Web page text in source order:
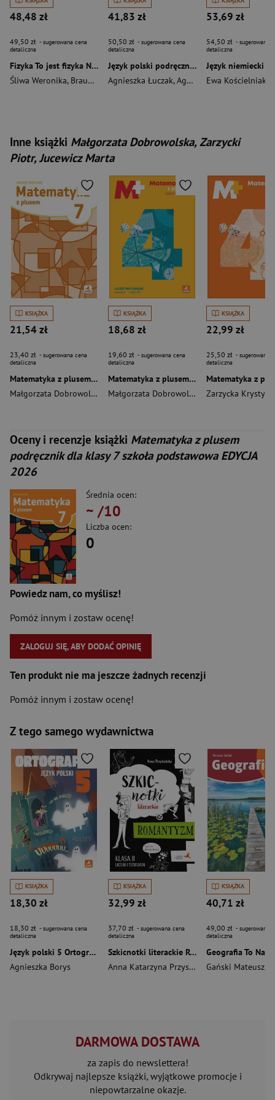
48,48 zł
49,50 zł - sugerowana cena
detaliczna
Fizyka To jest fizyka NEON podręcznik dla klasy 8 szkoły podstawowej EDYCJA 2024-2026
Śliwa Weronika, Braun Marcin
41,83 zł
50,50 zł - sugerowana cena
detaliczna
Język polski podręcznik dla klasy 7 Między nami EDYCJA 2026
Agnieszka Łuczak,Agnieszka Suchowierska
53,69 zł
54,50 zł - sugerowana
detaliczna
Inne książki Małgorzata Dobrowolska, Zarzycki
Piotr, Jucewicz Marta
KSIĄŻKA
21,54 zł
23,40 zł - sugerowana cena
detaliczna
Matematyka z plusem ćwiczenia dla klasy 7 szkoła podstawowa EDYCJA 2026
Małgorzata Dobrowolska
KSIĄŻKA
18,68 zł
19,60 zł - sugerowana cena
detaliczna
Matematyka z plusem ćwiczenia Liczby naturalne wersja A dla klasy 4 szkoły podstawowej EDYCJA 2026
Małgorzata Dobrowolska
Zarzycki Piotr
KSIĄŻKA
22,99 zł
25,50 zł - sugerowana
detaliczna
Zarzycka Krystyna
Oceny i recenzje książki Matematyka z plusem
podręcznik dla klasy 7 szkoła podstawowa EDYCJA
2026
Średnia ocen:
~ /10
Liczba ocen:
0
Powiedz nam, co myślisz!
Pomóż innym i zostaw ocenę!
ZALOGUJ SIĘ, ABY DODAĆ OPINIĘ
Ten produkt nie ma jeszcze żadnych recenzji
Pomóż innym i zostaw ocenę!
Z tego samego wydawnictwa
KSIĄŻKA
18,30 zł
18,30 zł - sugerowana cena
detaliczna
Język polski 5 Ortografia Zasady i ćwiczenia
Agnieszka Borys
KSIĄŻKA
32,99 zł
37,70 zł - sugerowana cena
detaliczna
Szkicnotki literackie Romantyzm Klasa 2 liceum i technikum
Anna Katarzyna Przystańska
KSIĄŻKA
40,71 zł
49,00 zł - sugerowana
detaliczna
Gański Mateusz
DARMOWA DOSTAWA
za zapis do newslettera!
Odkrywaj najlepsze książki, wyjątkowe promocje i
niepowtarzalne okazje.